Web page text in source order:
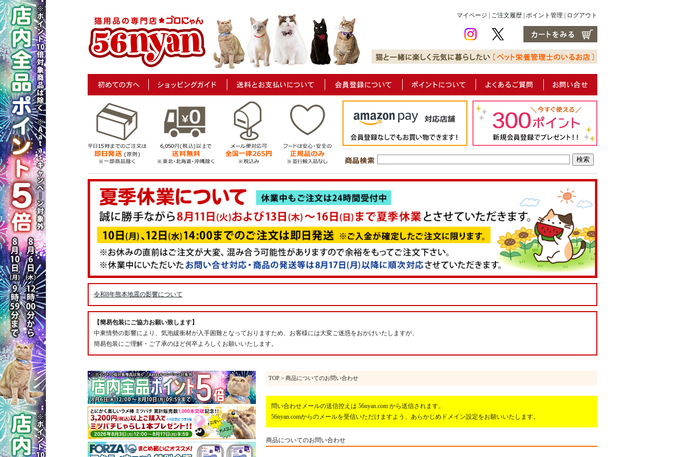
マイページ ご注文履歴 ポイント管理 ログアウト
令和8年熊本地震の影響について
【簡易包装にご協力お願い致します】
中東情勢の影響により、気泡緩衝材が入手困難となっておりますため、お客様には大変ご迷惑をおかけいたしますが、
簡易包装にご理解・ご了承のほど何卒よろしくお願いいたします。
TOP > 商品についてのお問い合わせ
問い合わせメールの送信控えは 56nyan.com から送信されます。
56nyan.comからのメールを受信いただけますよう、あらかじめドメイン設定をお願いいたします。
商品についてのお問い合わせ